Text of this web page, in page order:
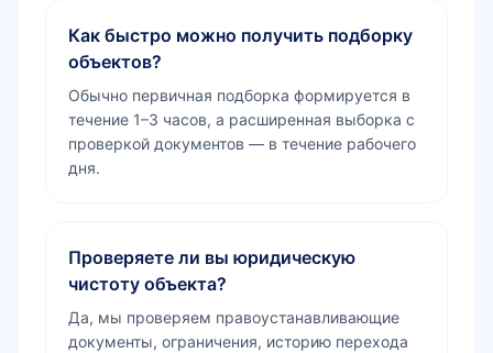
Как быстро можно получить подборку
объектов?
Обычно первичная подборка формируется в
течение 1–3 часов, а расширенная выборка с
проверкой документов — в течение рабочего
дня.
Проверяете ли вы юридическую
чистоту объекта?
Да, мы проверяем правоустанавливающие
документы, ограничения, историю перехода